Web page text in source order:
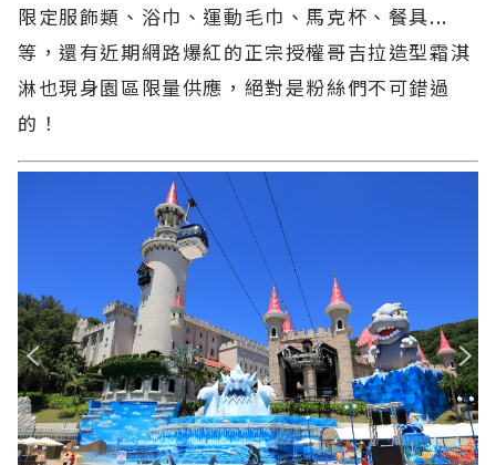
限定服飾類、浴巾、運動毛巾、馬克杯、餐具...
等，還有近期網路爆紅的正宗授權哥吉拉造型霜淇
淋也現身園區限量供應，絕對是粉絲們不可錯過
的！